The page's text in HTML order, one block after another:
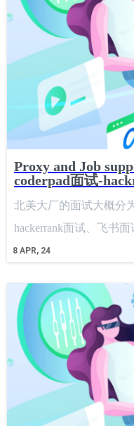
Proxy and Job
coderpad面试-
8 APR, 24
北美大厂的面试大概分
hackerrank面试、飞书
代码的类型。 要使用手
Hackerrank 监考、确认